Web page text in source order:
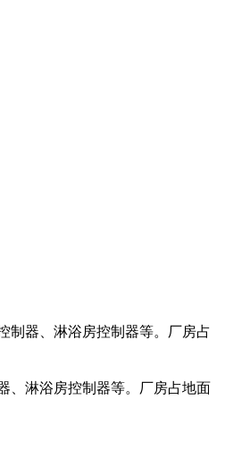
制器、淋浴房控制器等。厂房占
、淋浴房控制器等。厂房占地面